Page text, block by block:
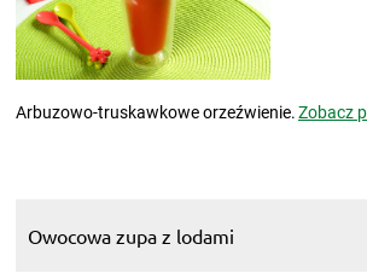
Arbuzowo-truskawkowe orzeźwienie.Zobacz
Owocowa zupa z lodami